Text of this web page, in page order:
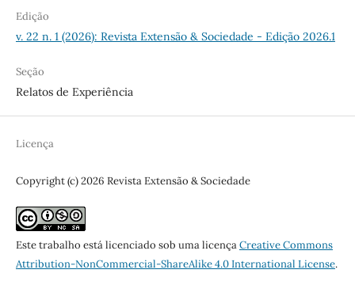
Edição
v. 22 n. 1 (2026): Revista Extensão & Sociedade - Edição 2026.1
Seção
Relatos de Experiência
Licença
Copyright (c) 2026 Revista Extensão & Sociedade
Este trabalho está licenciado sob uma licençaCreative Commons
Attribution-NonCommercial-ShareAlike 4.0 International License.